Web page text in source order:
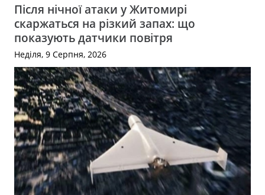
Після нічної атаки у Житомирі
скаржаться на різкий запах: що
показують датчики повітря
Неділя, 9 Серпня, 2026